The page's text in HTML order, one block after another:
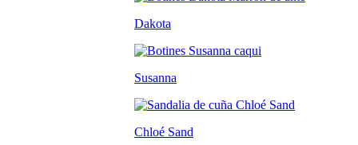
Dakota
Susanna
Chloé Sand